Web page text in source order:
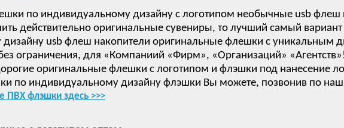
по индивидуальному дизайну с логотипом необычные usb флеш
действительно оригинальные сувениры, то лучший самый
usb флеш накопители оригинальные флешки с уникальным
ограничения, для «Компаниий «Фирм», «Организаций»
оригинальные флешки с логотипом и флэшки под нанесение
по индивидуальному дизайну флэшки Вы можете, позвонив по
ПВХ флэшки здесь >>>